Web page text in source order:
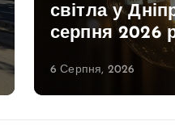
світла у
серпня 2026
6 Серпня, 2026